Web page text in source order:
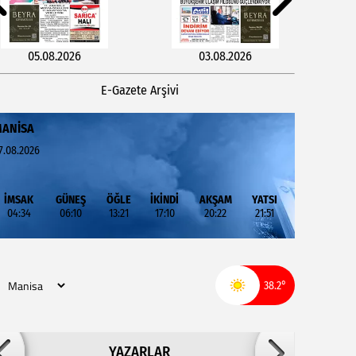
05.08.2026 03.08.2026
E-Gazete Arşivi
İMSAK
04:34
GÜNEŞ
06:10
ÖĞLE
13:21
İKİNDİ
17:10
AKŞAM
20:22
YATSI
21:51
38.2°
YAZARLAR